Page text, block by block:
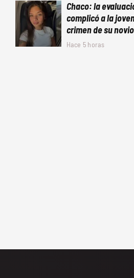
Chaco: la
complicó a la
crimen de su novio
Hace 5 horas